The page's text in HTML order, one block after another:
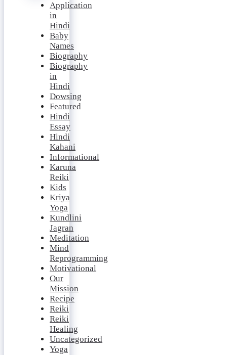
Application
in
Hindi
Baby
Names
Biography
Biography
in
Hindi
Dowsing
Featured
Hindi
Essay
Hindi
Kahani
Informational
Karuna
Reiki
Kids
Kriya
Yoga
Kundlini
Jagran
Meditation
Mind
Reprogramming
Motivational
Our
Mission
Recipe
Reiki
Reiki
Healing
Uncategorized
Yoga